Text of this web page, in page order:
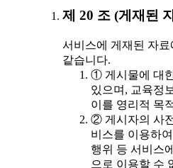
제 20 조 (게재된
서비스에 게재된 자
같습니다.
① 게시물에 대
있으며, 교육정
이를 영리적 목
② 게시자의 사
비스를 이용하
행위 등 서비스
으로 이용할 수